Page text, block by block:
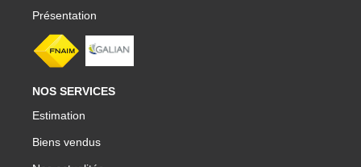
Présentation
NOS SERVICES
Estimation
Biens vendus